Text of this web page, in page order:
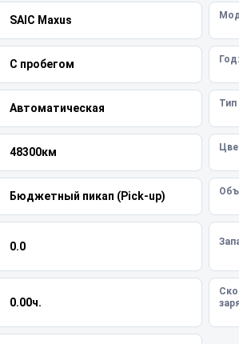
SAIC Maxus
С пробегом Год:
Автоматическая Тип
48300км
Бюджетный пикап (Pick-up)
0.0
0.00ч.